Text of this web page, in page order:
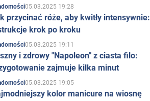
05.03.2025 19:28
przycinać róże, aby kwitły intensywnie:
krok po kroku
05.03.2025 19:11
i zdrowy "Napoleon" z ciasta filo:
zajmuje kilka minut
05.03.2025 19:05
kolor manicure na wiosnę